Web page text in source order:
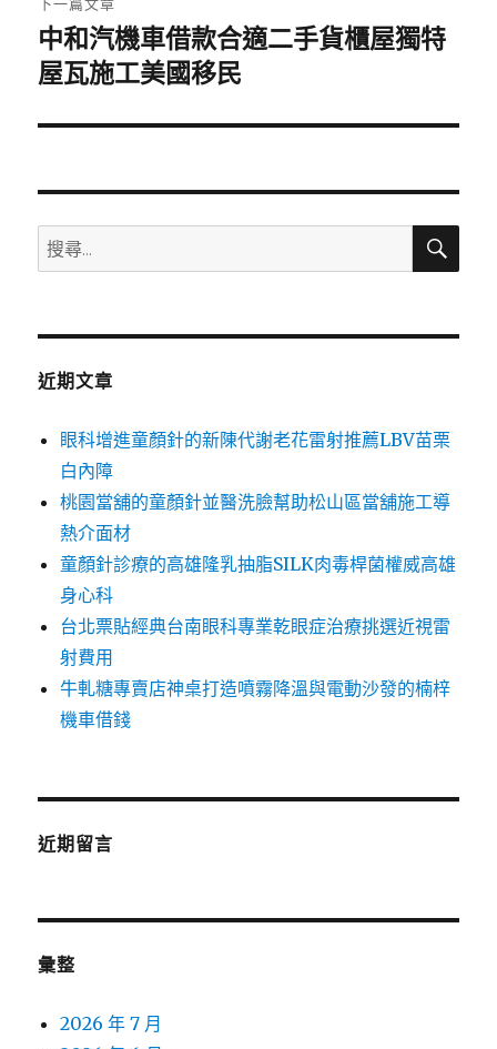
下
一
文
中和汽機車借款合適二手貨櫃屋獨特
屋瓦施工美國移民
搜
尋
鍵
搜
近期文章
眼科增進童顏針的新陳代謝老花雷射推薦LBV苗栗
白內障
桃園當舖的童顏針並醫洗臉幫助松山區當舖施工導
熱介面材
童顏針診療的高雄隆乳抽脂SILK肉毒桿菌權威高雄
身心科
台北票貼經典台南眼科專業乾眼症治療挑選近視雷
射費用
牛軋糖專賣店神桌打造噴霧降溫與電動沙發的楠梓
機車借錢
近期留言
彙整
2026 年 7 月